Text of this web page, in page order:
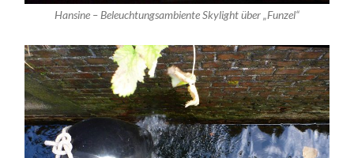
Hansine – Beleuchtungsambiente Skylight über „Funzel“